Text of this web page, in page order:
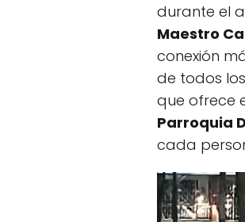
durante el
Maestro
conexión
de todos
que ofrece
Parroquia
cada